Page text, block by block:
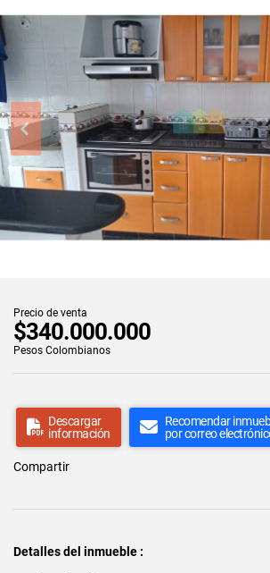
Precio de venta
$340.000.000
Pesos Colombianos
Descargar
información
Recomendar
por correo
Compartir
Detalles del inmueble :